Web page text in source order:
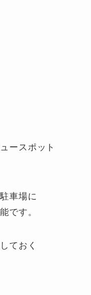
ースポット
車場に
です。
ておく